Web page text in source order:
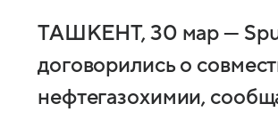
ТАШКЕНТ, 30 мар —
договорились о
нефтегазохимии,